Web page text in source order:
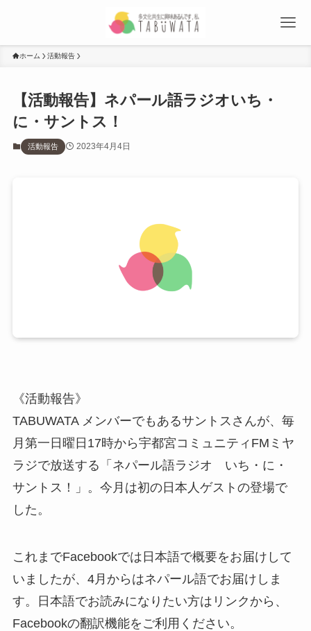
ホーム 活動報告
【活動報告】ネパール語ラジオいち・
に・サントス！
活動報告 2023年4月4日
《活動報告》
TABUWATA メンバーでもあるサントスさんが、毎
月第一日曜日17時から宇都宮コミュニティFMミヤ
ラジで放送する「ネパール語ラジオ いち・に・
サントス！」。今月は初の日本人ゲストの登場で
した。
これまでFacebookでは日本語で概要をお届けして
いましたが、4月からはネパール語でお届けしま
す。日本語でお読みになりたい方はリンクから、
Facebookの翻訳機能をご利用ください。